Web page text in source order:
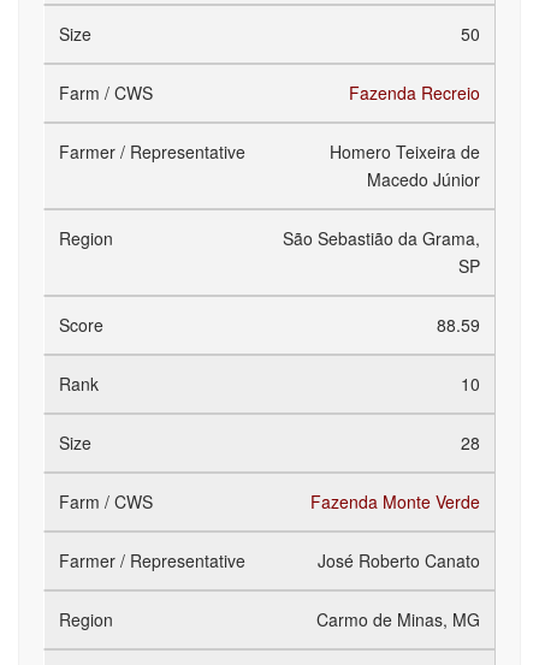
50
Fazenda Recreio
Homero Teixeira de
Macedo Júnior
São Sebastião da Grama,
SP
88.59
10
28
Fazenda Monte Verde
José Roberto Canato
Carmo de Minas, MG